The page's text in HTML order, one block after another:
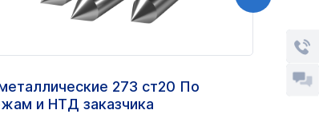
273 ст20 По
и НТД заказчика